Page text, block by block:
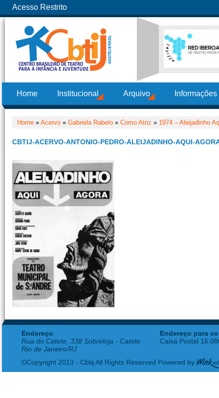
Acesso Restrito
Home Institucional Arquivo
Home » Acervo » Gabriela Rabelo » Como Atriz » 1974 – Aleijadinho
CBTIJ-ACERVO-ANTONIO-PEDRO-ALEIJADINHO-AQUI-
Endereço
Rua do Catete, 338 Sobreloja - Catete
Rio de Janeiro/RJ
Endereço para
Caixa Postal
©Copyright 2013 - Cbtij All Rights Reserved Powered by: